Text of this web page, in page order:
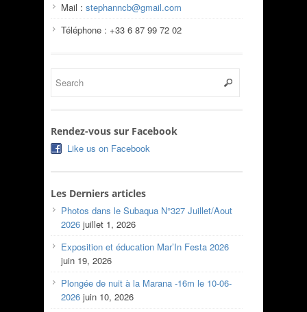
Mail : stephanncb@gmail.com
Téléphone : +33 6 87 99 72 02
Rendez-vous sur Facebook
Like us on Facebook
Les Derniers articles
Photos dans le Subaqua N°327 Juillet/Aout
2026 juillet 1, 2026
Exposition et éducation Mar’In Festa 2026
juin 19, 2026
Plongée de nuit à la Marana -16m le 10-06-
2026 juin 10, 2026